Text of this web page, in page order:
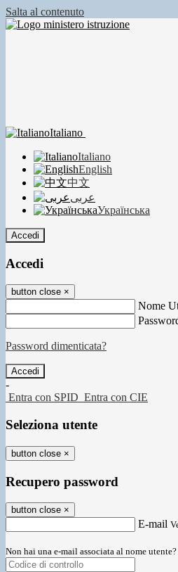
Salta al contenuto
Italiano
Italiano
English
中文
عربى
Українська
Accedi
Accedi
button close ×
Nome
Password dimenticata?
-
Entra con SPID Entra con CIE
Seleziona utente
button close ×
Recupero password
button close ×
E-mail
Non hai una e-mail associata al nome